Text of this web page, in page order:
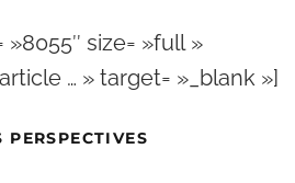
size= »full »
… » target= »_blank »]